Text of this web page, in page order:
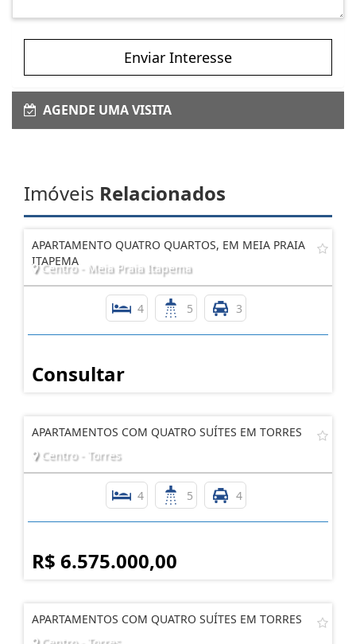
Enviar Interesse
AGENDE UMA VISITA
Imóveis Relacionados
APARTAMENTO QUATRO QUARTOS, EM MEIA PRAIA
ITAPEMA
Centro - Meia Praia Itapema
4 5 3
Consultar
APARTAMENTOS COM QUATRO SUÍTES EM TORRES
Centro - Torres
4 5 4
R$ 6.575.000,00
APARTAMENTOS COM QUATRO SUÍTES EM TORRES